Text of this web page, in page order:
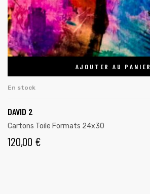
AJOUTER AU PANIER
En stock
DAVID 2
Cartons Toile Formats 24x30
120,00 €